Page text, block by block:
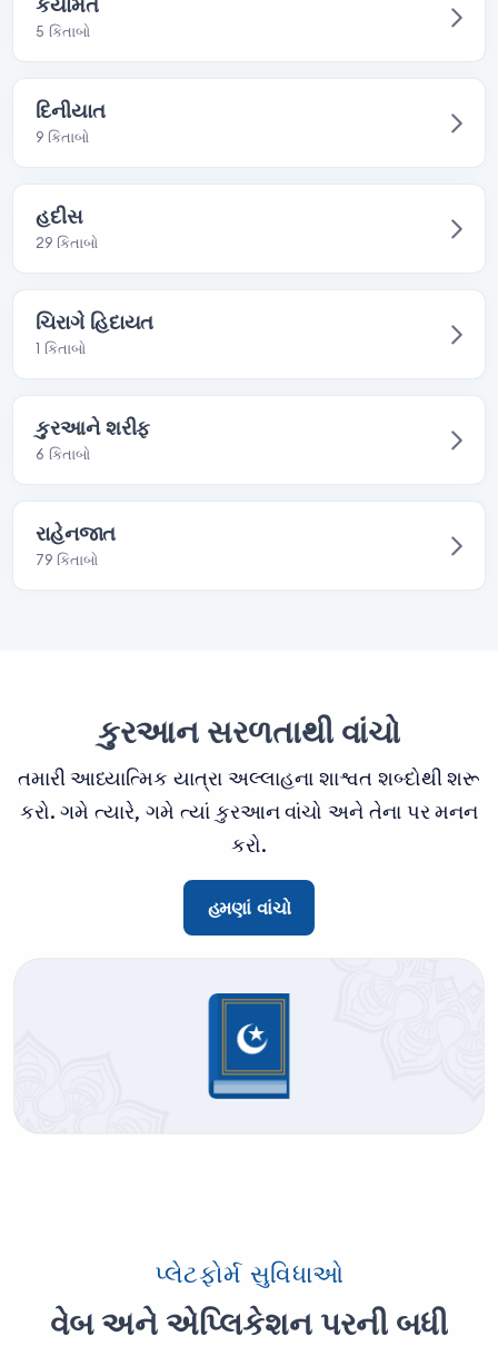
કયામત
5 કિતાબો
દિનીયાત
9 કિતાબો
હદીસ
29 કિતાબો
ચિરાગે હિદાયત
1 કિતાબો
કુરઆને શરીફ
6 કિતાબો
રાહેનજાત
79 કિતાબો
કુરઆન સરળતાથી વાંચો
તમારી આધ્યાત્મિક યાત્રા અલ્લાહના શાશ્વત શબ્દોથી શરૂ
કરો. ગમે ત્યારે, ગમે ત્યાં કુરઆન વાંચો અને તેના પર મનન
કરો.
હમણાં વાંચો
પ્લેટફોર્મ સુવિધાઓ
વેબ અને એપ્લિકેશન પરની બધી